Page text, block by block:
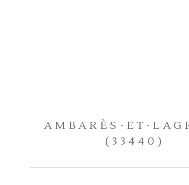
AMBARÈS-ET-
(33440)